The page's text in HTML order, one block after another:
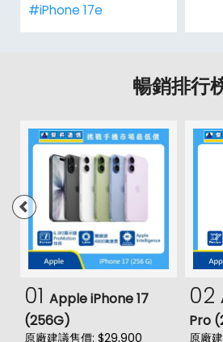
#iPhone 17e
暢銷排行
01 Apple iPhone 17
(256G)
原廠建議售價: $29,900
02
Pro
原廠